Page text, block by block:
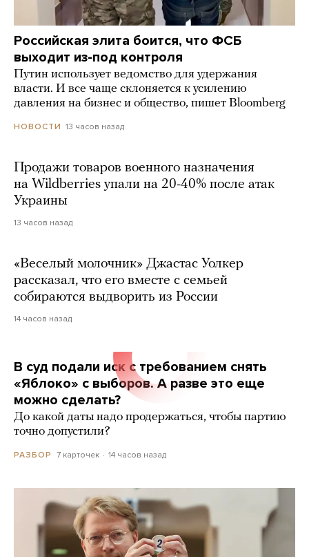
Российская элита боится, что ФСБ
выходит из-под контроля
Путин использует ведомство для удержания
власти. И все чаще склоняется к усилению
давления на бизнес и общество, пишет Bloomberg
НОВОСТИ 13 часов назад
Продажи товаров военного назначения
на Wildberries упали на 20-40% после атак
Украины
13 часов назад
«Веселый молочник» Джастас Уолкер
рассказал, что его вместе с семьей
собираются выдворить из России
14 часов назад
В суд подали иск с требованием снять
«Яблоко» с выборов. А разве это еще
можно сделать?
До какой даты надо продержаться, чтобы партию
точно допустили?
РАЗБОР 7 карточек 14 часов назад